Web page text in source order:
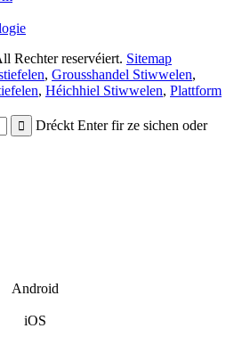
Rechter reservéiert. Sitemap
, Grousshandel Stiwwelen,
, Héichhiel Stiwwelen, Plattform
Dréckt Enter fir ze sichen oder
Android
iOS